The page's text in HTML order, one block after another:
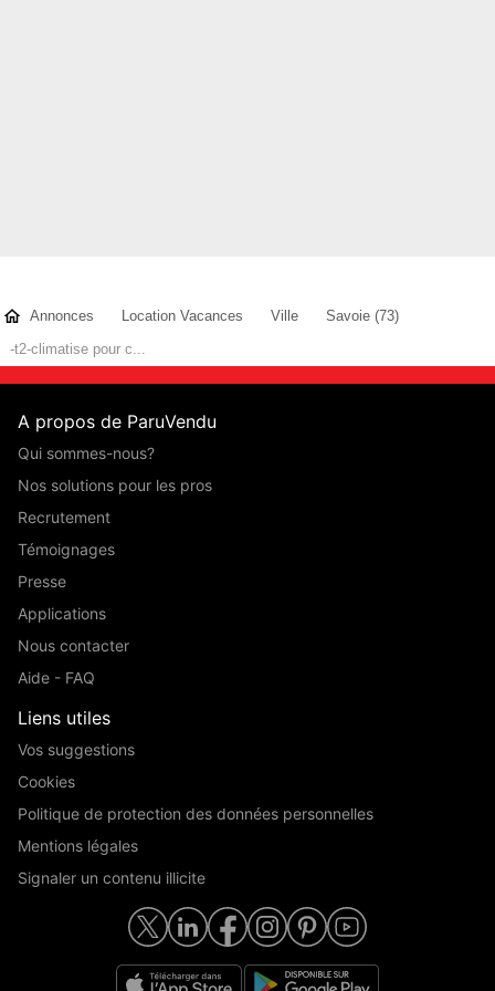
Annonces Location Vacances Ville
Savoie (73)
-t2-climatise pour c...
A propos de ParuVendu
Qui sommes-nous?
Nos solutions pour les pros
Recrutement
Témoignages
Presse
Applications
Nous contacter
Aide - FAQ
Liens utiles
Vos suggestions
Cookies
Politique de protection des données personnelles
Mentions légales
Signaler un contenu illicite